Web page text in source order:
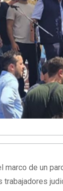
marco de un
trabajadores